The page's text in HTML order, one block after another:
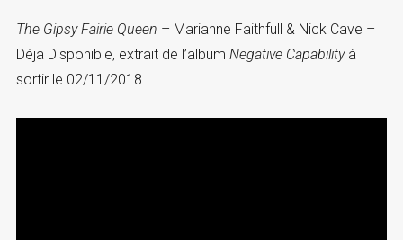
The Gipsy Fairie Queen – Marianne Faithfull & Nick Cave –
Déja Disponible, extrait de l’album Negative Capabilityà
sortir le 02/11/2018